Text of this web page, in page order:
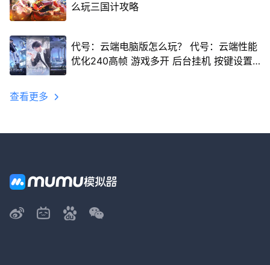
么玩三国计攻略
代号：云端电脑版怎么玩？ 代号：云端性能
优化240高帧 游戏多开 后台挂机 按键设置
查看更多